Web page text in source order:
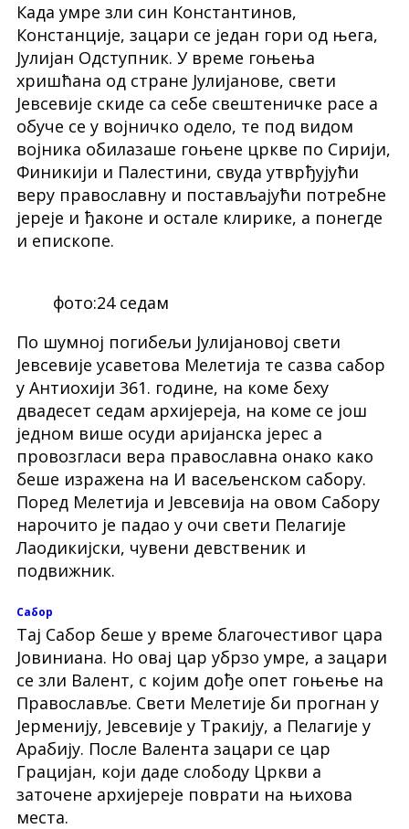
Када умре зли син Константинов,
Констанције, зацари се један гори од њега,
Јулијан Одступник. У време гоњења
хришћана од стране Јулијанове, свети
Јевсевије скиде са себе свештеничке расе а
обуче се у војничко одело, те под видом
војника обилазаше гоњене цркве по Сирији,
Финикији и Палестини, свуда утврђујући
веру православну и постављајући потребне
јереје и ђаконе и остале клирике, а понегде
и епископе.
фото:24 седам
По шумној погибељи Јулијановој свети
Јевсевије усаветова Мелетија те сазва сабор
у Антиохији 361. године, на коме беху
двадесет седам архијереја, на коме се још
једном више осуди аријанска јерес а
провозгласи вера православна онако како
беше изражена на И васељенском сабору.
Поред Мелетија и Јевсевија на овом Сабору
нарочито је падао у очи свети Пелагије
Лаодикијски, чувени девственик и
подвижник.
Сабор
Тај Сабор беше у време благочестивог цара
Јовиниана. Но овај цар убрзо умре, а зацари
се зли Валент, с којим дође опет гоњење на
Православље. Свети Мелетије би прогнан у
Јерменију, Јевсевије у Тракију, а Пелагије у
Арабију. После Валента зацари се цар
Грацијан, који даде слободу Цркви а
заточене архијереје поврати на њихова
места.